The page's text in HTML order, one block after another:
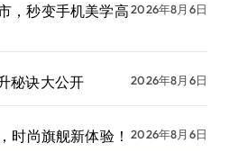
，秒变手机美学高2026年8月6日
秘诀大公开 2026年8月6日
时尚旗舰新体验！ 2026年8月6日